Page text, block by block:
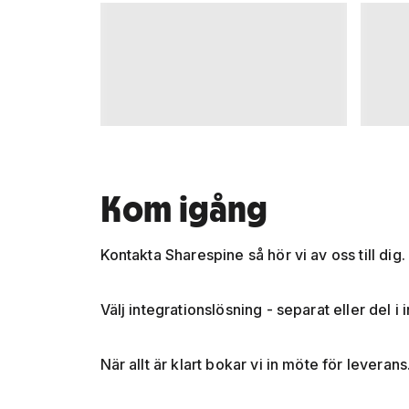
Kom igång
Kontakta Sharespine så hör vi av oss till dig.
Välj integrationslösning - separat eller del i
När allt är klart bokar vi in möte för leverans.